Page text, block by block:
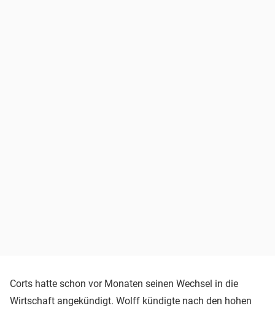
Corts hatte schon vor Monaten seinen Wechsel in die
Wirtschaft angekündigt. Wolff kündigte nach den hohen